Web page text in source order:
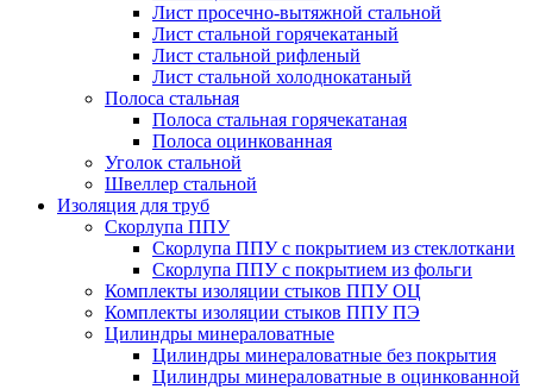
Лист просечно-вытяжной стальной
Лист стальной горячекатаный
Лист стальной рифленый
Лист стальной холоднокатаный
Полоса стальная
Полоса стальная горячекатаная
Полоса оцинкованная
Уголок стальной
Швеллер стальной
Изоляция для труб
Скорлупа ППУ
Скорлупа ППУ с покрытием из стеклоткани
Скорлупа ППУ с покрытием из фольги
Комплекты изоляции стыков ППУ ОЦ
Комплекты изоляции стыков ППУ ПЭ
Цилиндры минераловатные
Цилиндры минераловатные без покрытия
Цилиндры минераловатные в оцинкованной